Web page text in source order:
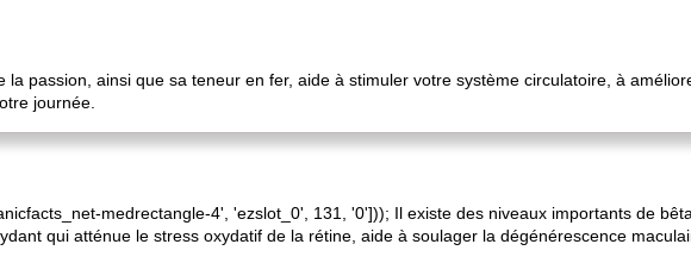
la passion, ainsi que sa teneur en fer, aide à stimuler votre système circulatoire, à
journée.
medrectangle-4', 'ezslot_0', 131, '0'])); Il existe des niveaux importants de
qui atténue le stress oxydatif de la rétine, aide à soulager la dégénérescence